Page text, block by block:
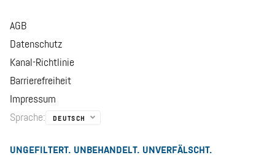
AGB
Datenschutz
Kanal-Richtlinie
Barrierefreiheit
Impressum
Sprache: DEUTSCH
UNGEFILTERT. UNBEHANDELT. UNVERFÄLSCHT.